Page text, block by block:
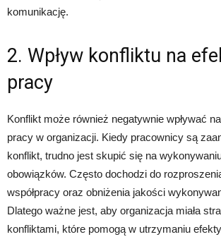
komunikację.
2. Wpływ konfliktu na
pracy
Konflikt może również negatywnie wpływać
pracy w organizacji. Kiedy pracownicy są
konflikt, trudno jest skupić się na
obowiązków. Często dochodzi do
współpracy oraz obniżenia jakości
Dlatego ważne jest, aby organizacja miała
konfliktami, które pomogą w utrzymaniu